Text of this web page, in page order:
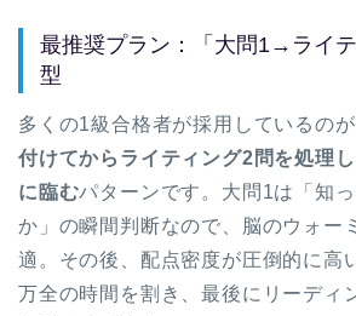
最推奨プラン：「大問1→ライ
型
多くの1級合格者が採用しているのが
付けてからライティング2問を処理
に臨むパターンです。大問1は「知
か」の瞬間判断なので、脳のウォー
適。その後、配点密度が圧倒的に高
万全の時間を割き、最後にリーディ